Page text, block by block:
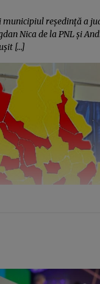
reședință a
Nica de la PNL și
[…]